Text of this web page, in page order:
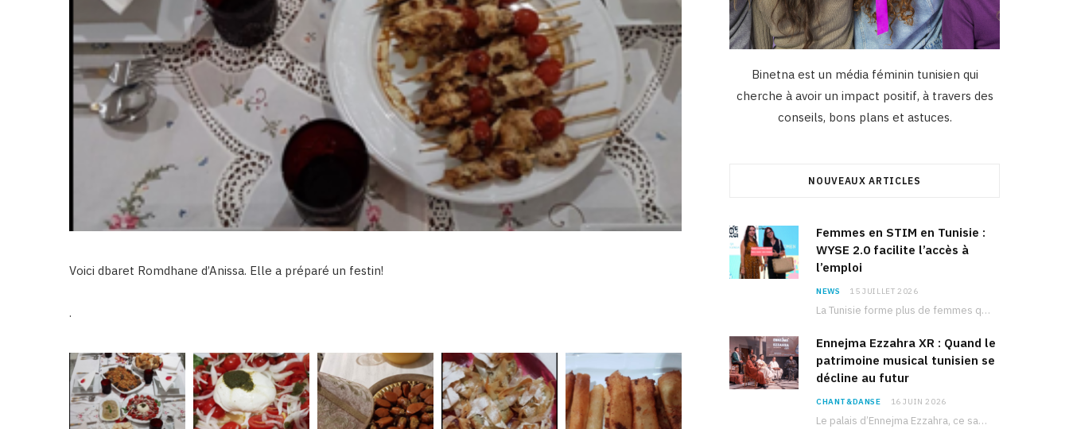
Voici dbaret Romdhane d’Anissa. Elle a préparé un festin!
.
Binetna est un média féminin tunisien qui
cherche à avoir un impact positif, à travers des
conseils, bons plans et astuces.
NOUVEAUX ARTICLES
Femmes en STIM en Tunisie :
WYSE 2.0 facilite l’accès à
l’emploi
NEWS 15 JUILLET 2026
La Tunisie forme plus de femmes que d’hommes dans les filières scientifiques. Pourtant, pour beaucoup…
Ennejma Ezzahra XR : Quand le
patrimoine musical tunisien se
décline au futur
CHANT&DANSE 16 JUIN 2026
Le palais d’Ennejma Ezzahra, ce sanctuaire de la musique tunisienne et méditerranéenne construit par le…